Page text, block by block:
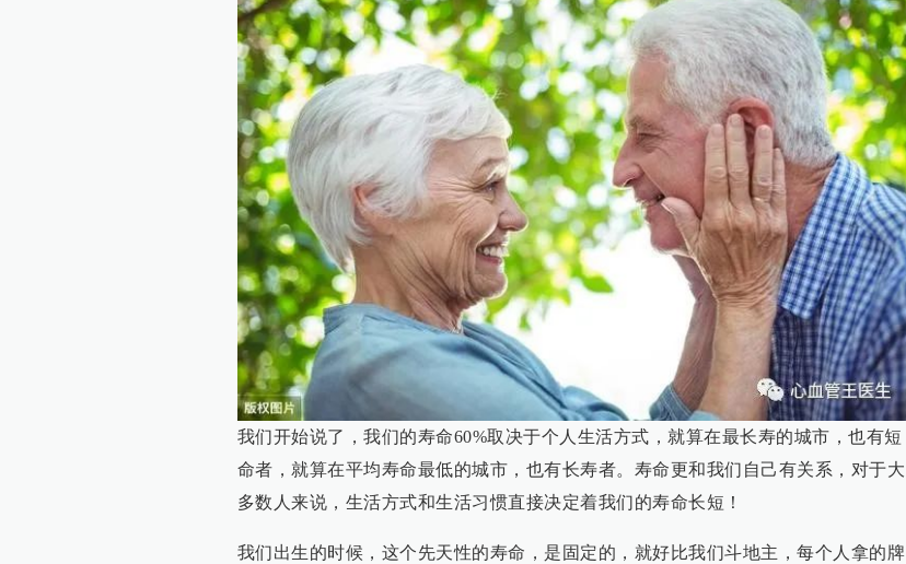
我们开始说了，我们的寿命60%取决于个人生活方式，就算在最长寿的城市，也有短
命者，就算在平均寿命最低的城市，也有长寿者。寿命更和我们自己有关系，对于大
多数人来说，生活方式和生活习惯直接决定着我们的寿命长短！
我们出生的时候，这个先天性的寿命，是固定的，就好比我们斗地主，每个人拿的牌